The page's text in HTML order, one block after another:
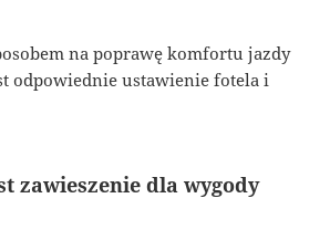
na poprawę komfortu jazdy
odpowiednie ustawienie fotela i
zawieszenie dla wygody